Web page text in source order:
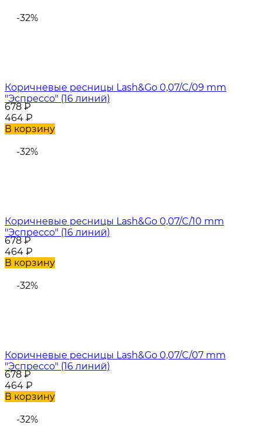
-32%
Коричневые ресницы Lash&Go 0,07/C/09 mm
"Эспрессо" (16 линий)
678₽
464 ₽
В корзину
-32%
Коричневые ресницы Lash&Go 0,07/C/10 mm
"Эспрессо" (16 линий)
678₽
464 ₽
В корзину
-32%
Коричневые ресницы Lash&Go 0,07/C/07 mm
"Эспрессо" (16 линий)
678₽
464 ₽
В корзину
-32%